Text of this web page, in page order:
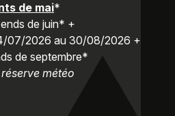
de mai*
de juin* +
07/2026 au 30/08/2026 +
de septembre*
météo